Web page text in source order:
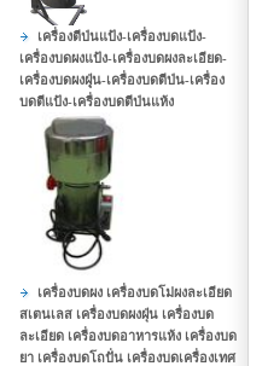
เครื่องตีป่นแป้ง-เครื่องบดแป้ง-
เครื่องบดผงแป้ง-เครื่องบดผงละเอียด-
เครื่องบดผงฝุุ่น-เครื่องบดตีป่น-เครื่อง
บดตีแป้ง-เครื่องบดตีป่นแห้ง
เครื่องบดผง เครื่องบดโม่ผงละเอียด
สเตนเลส เครื่องบดผงฝุ่น เครื่องบด
ละเอียด เครื่องบดอาหารแห้ง เครื่องบด
ยา เครื่องบดโถปั่น เครื่องบดเครื่องเทศ